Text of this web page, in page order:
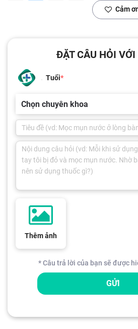
Cảm
ĐẶT CÂU HỎI
Tuổi
Chọn chuyên khoa
Thêm ảnh
* Câu trả lời của bạn sẽ được
GỬI